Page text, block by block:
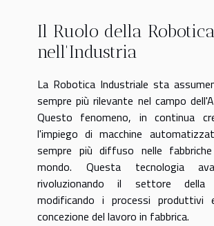
Il Ruolo della Robotica
nell'Industria
La Robotica Industriale sta
sempre più rilevante nel campo
Questo fenomeno, in continua
l'impiego di macchine
sempre più diffuso nelle
mondo. Questa tecnologia
rivoluzionando il settore della
modificando i processi
concezione del lavoro in fabbrica.